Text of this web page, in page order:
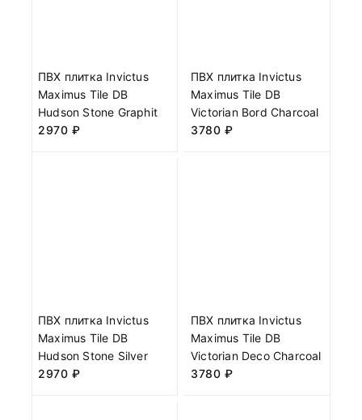
ПВХ плитка Invictus
Maximus Tile DB
Hudson Stone Graphit
2970 ₽
ПВХ плитка Invictus
Maximus Tile DB
Victorian Bord Charcoal
3780 ₽
ПВХ плитка Invictus
Maximus Tile DB
Hudson Stone Silver
2970 ₽
ПВХ плитка Invictus
Maximus Tile DB
Victorian Deco Charcoal
3780 ₽